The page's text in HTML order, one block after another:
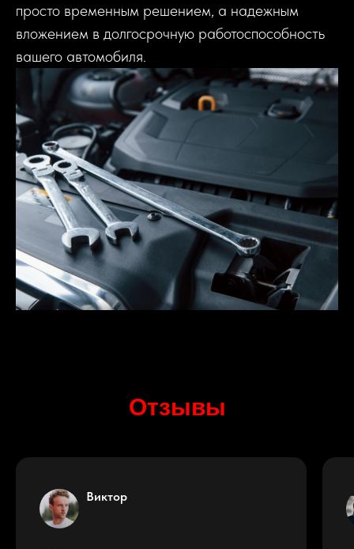
просто временным решением, а надежным
вложением в долгосрочную работоспособность
вашего автомобиля.
Отзывы
Виктор